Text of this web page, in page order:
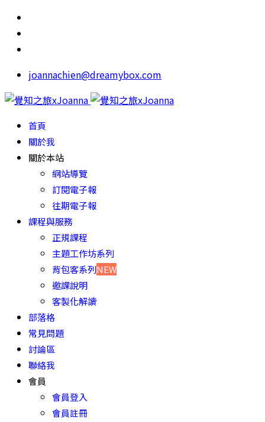
joannachien@dreamybox.com
首頁
關於我
關於本站
網站導覽
訂閱電子報
往期電子報
課程與服務
正規課程
主題工作坊系列
背包客系列NEW
邀課說明
客製化解讀
部落格
常見問題
討論區
聯絡我
會員
會員登入
會員註冊